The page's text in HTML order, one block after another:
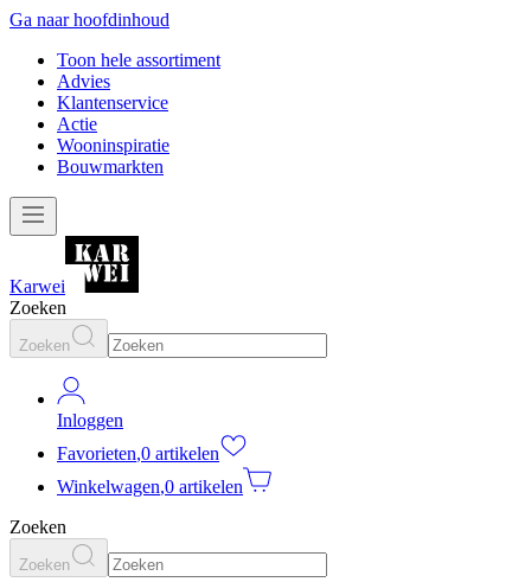
Ga naar hoofdinhoud
Toon hele assortiment
Advies
Klantenservice
Actie
Wooninspiratie
Bouwmarkten
Karwei
Zoeken
Zoeken
Inloggen
Favorieten,0 artikelen
Winkelwagen,0 artikelen
Zoeken
Zoeken